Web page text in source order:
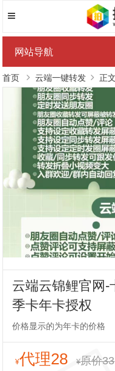
网站导航
首页 云端一键转发 正文
云端云锦鲤官网-
季卡年卡授权
价格显示的为年卡的价格
¥代理28 ¥原价33